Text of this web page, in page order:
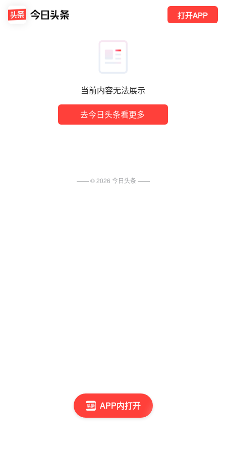
当前内容无法展示
去今日头条看更多
打开APP
APP内打开
—— ©2026 今日头条 ——